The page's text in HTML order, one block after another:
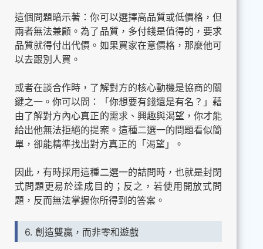
這個問題暗示著：你可以選擇高品質或低價格，但
兩者無法兼顧。為了品質，多付錢是值得的，要求
品質就得付出代價。如果買家在意價格，那麼他可
以去跟別人買。
或者在談合作時，了解對方的核心動機是協商的關
鍵之一。你可以問：「你想要有錢還是有名？」藉
由了解對方內心真正的需求、興趣與渴望，你才能
給出他無法拒絕的提案。這種二選一的問題看似簡
單，卻能精準找出對方真正的「渴望」。
因此，有時採用這種二選一的詰問時，也就是封閉
式問題更易於達成目的；反之，若使用開放式問
題，反而無法掌握你所得到的答案。
6. 創造雙贏，而非零和遊戲